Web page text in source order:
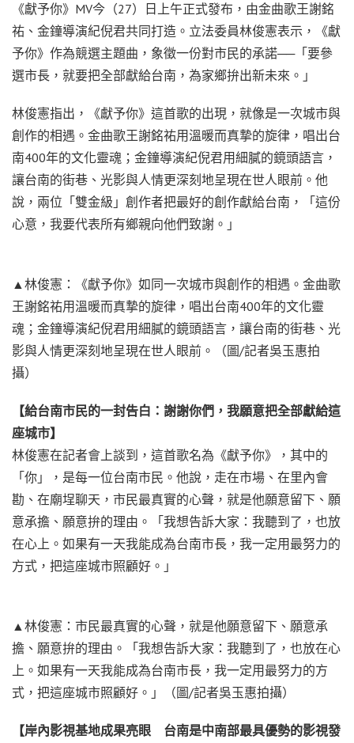
《獻予你》MV今（27）日上午正式發布，由金曲歌王謝銘
祐、金鐘導演紀倪君共同打造。立法委員林俊憲表示，《獻
予你》作為競選主題曲，象徵一份對市民的承諾──「要參
選市長，就要把全部獻給台南，為家鄉拚出新未來。」
林俊憲指出，《獻予你》這首歌的出現，就像是一次城市與
創作的相遇。金曲歌王謝銘祐用溫暖而真摯的旋律，唱出台
南400年的文化靈魂；金鐘導演紀倪君用細膩的鏡頭語言，
讓台南的街巷、光影與人情更深刻地呈現在世人眼前。他
說，兩位「雙金級」創作者把最好的創作獻給台南，「這份
心意，我要代表所有鄉親向他們致謝。」
▲林俊憲：《獻予你》如同一次城市與創作的相遇。金曲歌
王謝銘祐用溫暖而真摯的旋律，唱出台南400年的文化靈
魂；金鐘導演紀倪君用細膩的鏡頭語言，讓台南的街巷、光
影與人情更深刻地呈現在世人眼前。（圖/記者吳玉惠拍
攝）
【給台南市民的一封告白：謝謝你們，我願意把全部獻給這
座城市】
林俊憲在記者會上談到，這首歌名為《獻予你》，其中的
「你」，是每一位台南市民。他說，走在市場、在里內會
勘、在廟埕聊天，市民最真實的心聲，就是他願意留下、願
意承擔、願意拚的理由。「我想告訴大家：我聽到了，也放
在心上。如果有一天我能成為台南市長，我一定用最努力的
方式，把這座城市照顧好。」
▲林俊憲：市民最真實的心聲，就是他願意留下、願意承
擔、願意拚的理由。「我想告訴大家：我聽到了，也放在心
上。如果有一天我能成為台南市長，我一定用最努力的方
式，把這座城市照顧好。」（圖/記者吳玉惠拍攝）
【岸內影視基地成果亮眼 台南是中南部最具優勢的影視發